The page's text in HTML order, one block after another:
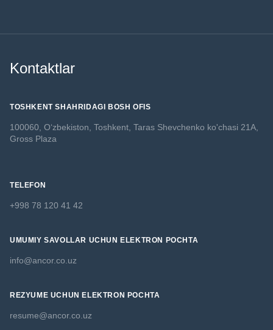
Kontaktlar
TOSHKENT SHAHRIDAGI BOSH OFIS
100060, O‘zbekiston, Toshkent, Taras Shevchenko ko'chasi 21A,
Gross Plaza
TELEFON
+998 78 120 41 42
UMUMIY SAVOLLAR UCHUN ELEKTRON POCHTA
info@ancor.co.uz
REZYUME UCHUN ELEKTRON POCHTA
resume@ancor.co.uz